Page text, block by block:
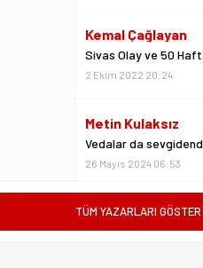
Kemal Çağlayan
Sivas Olay ve 50 Hafta
Metin Kulaksız
Mustafa Ateş
TÜM YAZARLARI GÖSTER